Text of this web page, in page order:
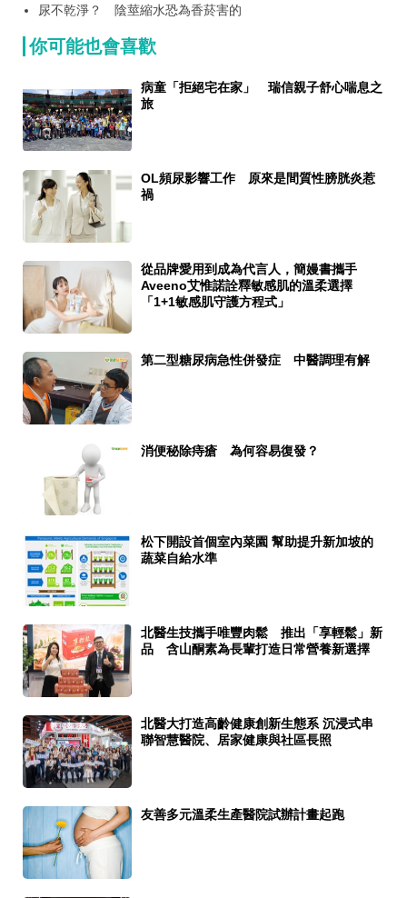
尿不乾淨？ 陰莖縮水恐為香菸害的
你可能也會喜歡
病童「拒絕宅在家」 瑞信親子舒心喘息之
旅
OL頻尿影響工作 原來是間質性膀胱炎惹
禍
從品牌愛用到成為代言人，簡嫚書攜手
Aveeno艾惟諾詮釋敏感肌的溫柔選擇
「1+1敏感肌守護方程式」
第二型糖尿病急性併發症 中醫調理有解
消便秘除痔瘡 為何容易復發？
松下開設首個室內菜園 幫助提升新加坡的
蔬菜自給水準
北醫生技攜手唯豐肉鬆 推出「享輕鬆」新
品 含山酮素為長輩打造日常營養新選擇
北醫大打造高齡健康創新生態系 沉浸式串
聯智慧醫院、居家健康與社區長照
友善多元溫柔生產醫院試辦計畫起跑